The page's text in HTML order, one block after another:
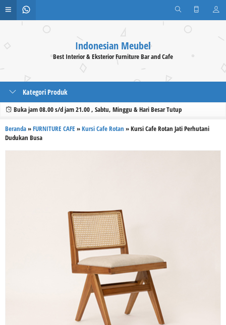
Indonesian Meubel
Best Interior & Eksterior Furniture Bar and Cafe
Kategori Produk
Buka jam 08.00 s/d jam 21.00 , Sabtu, Minggu & Hari Besar Tutup
Beranda»FURNITURE CAFE »Kursi Cafe Rotan »Kursi Cafe Rotan Jati Perhutani
Dudukan Busa